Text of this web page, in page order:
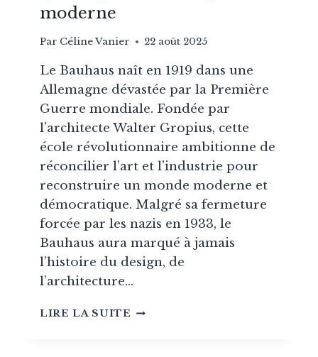
moderne
Par Céline Vanier 22 août 2025
Le Bauhaus naît en 1919 dans une
Allemagne dévastée par la Première
Guerre mondiale. Fondée par
l’architecte Walter Gropius, cette
école révolutionnaire ambitionne de
réconcilier l’art et l’industrie pour
reconstruire un monde moderne et
démocratique. Malgré sa fermeture
forcée par les nazis en 1933, le
Bauhaus aura marqué à jamais
l’histoire du design, de
l’architecture…
LIRE LA SUITE BAUHAUS